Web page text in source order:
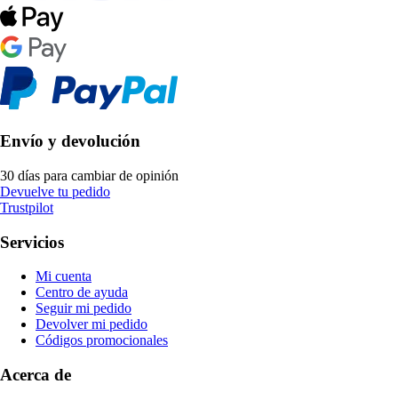
Envío y devolución
30 días para cambiar de opinión
Devuelve tu pedido
Trustpilot
Servicios
Mi cuenta
Centro de ayuda
Seguir mi pedido
Devolver mi pedido
Códigos promocionales
Acerca de